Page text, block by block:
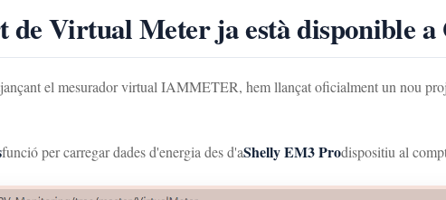
de Virtual Meter ja està disponible
el mesurador virtual IAMMETER, hem llançat oficialment un nou
funció per carregar dades d'energia des d'aShelly EM3 Prodispositiu al